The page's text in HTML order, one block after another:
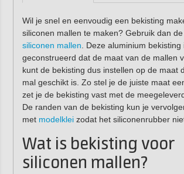
Wil je snel en eenvoudig een bekisting
siliconen mallen te maken? Gebruik dan
siliconen mallen . Deze aluminium bekisting
geconstrueerd dat de maat van de mallen
kunt de bekisting dus instellen op de maat
mal geschikt is. Zo stel je de juiste maat
zet je de bekisting vast met de
De randen van de bekisting kun je
met modelkleizodat het siliconenrubber
Wat is bekisting voor
siliconen mallen?